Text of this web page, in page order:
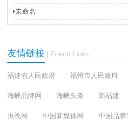
未命名
友情链接 | Friend Links
福建省人民政府 福州市人民政府
海峡品牌网 海峡头条 新福建
央视网 中国新媒体网 中国品牌